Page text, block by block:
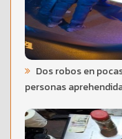
Dos robos en
personas